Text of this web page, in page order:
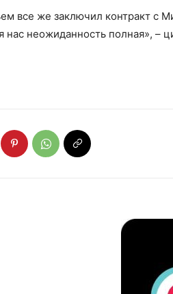
все же заключил контракт с
неожиданность полная», –